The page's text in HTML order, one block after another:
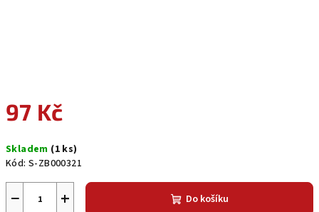
97 Kč
cena:
Skladem (1 ks)
Kód: S-ZB000321
+
− Do košíku